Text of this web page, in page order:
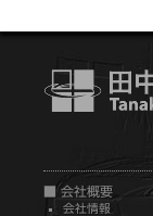
■ 会社概要
会社情報